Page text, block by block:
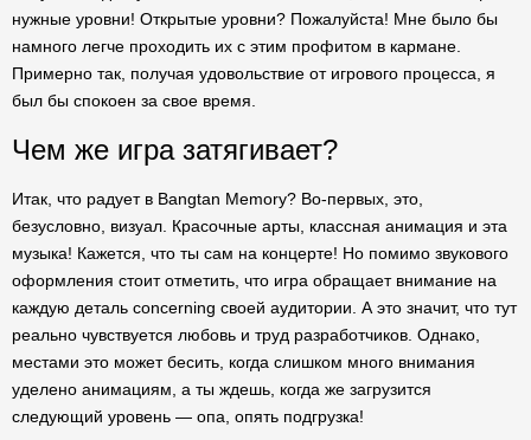
нужные уровни! Открытые уровни? Пожалуйста! Мне было бы
намного легче проходить их с этим профитом в кармане.
Примерно так, получая удовольствие от игрового процесса, я
был бы спокоен за свое время.
Чем же игра затягивает?
Итак, что радует в Bangtan Memory? Во-первых, это,
безусловно, визуал. Красочные арты, классная анимация и эта
музыка! Кажется, что ты сам на концерте! Но помимо звукового
оформления стоит отметить, что игра обращает внимание на
каждую деталь concerning своей аудитории. А это значит, что тут
реально чувствуется любовь и труд разработчиков. Однако,
местами это может бесить, когда слишком много внимания
уделено анимациям, а ты ждешь, когда же загрузится
следующий уровень — опа, опять подгрузка!